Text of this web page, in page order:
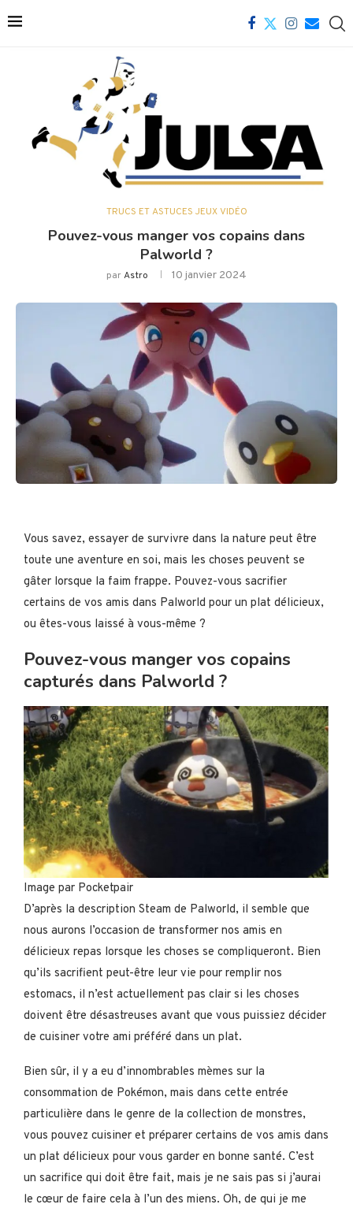
TRUCS ET ASTUCES JEUX VIDÉO
Pouvez-vous manger vos copains dans
Palworld ?
parAstro 10 janvier 2024
Vous savez, essayer de survivre dans la nature peut être
toute une aventure en soi, mais les choses peuvent se
gâter lorsque la faim frappe. Pouvez-vous sacrifier
certains de vos amis dans Palworld pour un plat délicieux,
ou êtes-vous laissé à vous-même ?
Pouvez-vous manger vos copains
capturés dans Palworld ?
Image par Pocketpair
D’après la description Steam de Palworld, il semble que
nous aurons l’occasion de transformer nos amis en
délicieux repas lorsque les choses se compliqueront. Bien
qu’ils sacrifient peut-être leur vie pour remplir nos
estomacs, il n’est actuellement pas clair si les choses
doivent être désastreuses avant que vous puissiez décider
de cuisiner votre ami préféré dans un plat.
Bien sûr, il y a eu d’innombrables mèmes sur la
consommation de Pokémon, mais dans cette entrée
particulière dans le genre de la collection de monstres,
vous pouvez cuisiner et préparer certains de vos amis dans
un plat délicieux pour vous garder en bonne santé. C’est
un sacrifice qui doit être fait, mais je ne sais pas si j’aurai
le cœur de faire cela à l’un des miens. Oh, de qui je me